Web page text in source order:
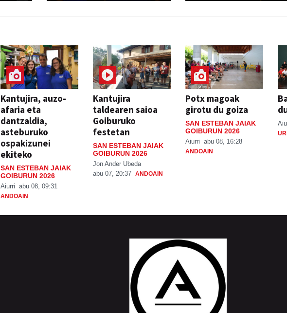
Kantujira, auzo-
afaria eta
dantzaldia,
asteburuko
ospakizunei
ekiteko
SAN ESTEBAN JAIAK
GOIBURUN 2026
Aiurri abu 08, 09:31
ANDOAIN
Kantujira
taldearen saioa
Goiburuko
festetan
SAN ESTEBAN JAIAK
GOIBURUN 2026
Jon Ander Ubeda
abu 07, 20:37 ANDOAIN
Potx magoak
girotu du goiza
SAN ESTEBAN JAIAK
GOIBURUN 2026
Aiurri abu 08, 16:28
ANDOAIN